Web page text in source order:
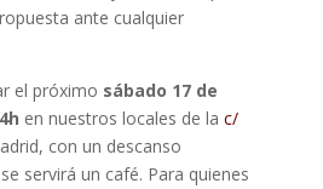
ante cualquier
el próximo sábado 17 de
en nuestros locales de la c/
con un descanso
servirá un café. Para quienes